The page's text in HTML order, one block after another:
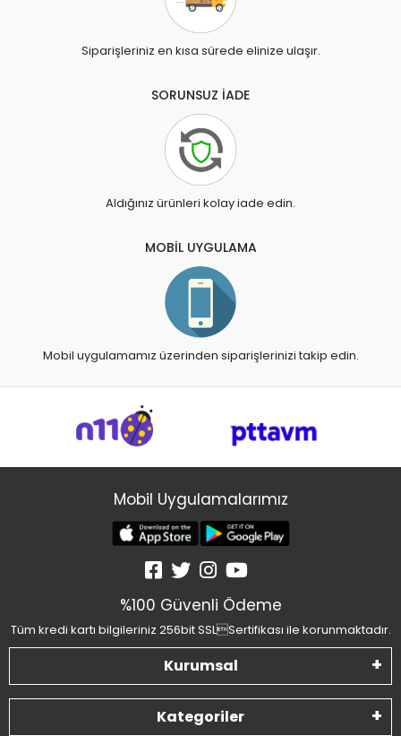
Siparişleriniz en kısa sürede elinize ulaşır.
SORUNSUZ İADE
Aldığınız ürünleri kolay iade edin.
MOBİL UYGULAMA
Mobil uygulamamız üzerinden siparişlerinizi takip edin.
Mobil Uygulamalarımız
%100 Güvenli Ödeme
Tüm kredi kartı bilgileriniz 256bit SSLSertifikası ile korunmaktadır.
Kurumsal
Kategoriler